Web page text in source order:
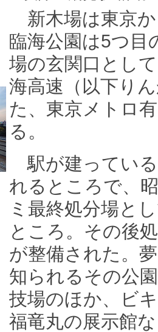
新木場は東京
臨海公園は5つ目
場の玄関口とし
海高速（以下り
た、東京メトロ
る。
駅が建ってい
れるところで、
ミ最終処分場と
ところ。その後
が整備された。
知られるその公
技場のほか、ビ
福竜丸の展示館